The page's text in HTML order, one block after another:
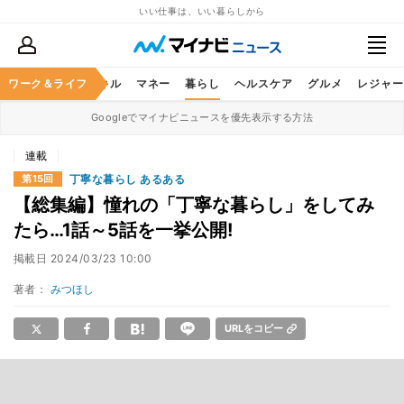
いい仕事は、いい暮らしから
ワーク＆ライフ
ア ビジネススキル マネー 暮らし ヘルスケア グルメ レジャー
Googleでマイナビニュースを優先表示する方法
連載
第15回 丁寧な暮らし あるある
【総集編】憧れの「丁寧な暮らし」をしてみ
たら…1話～5話を一挙公開!
掲載日 2024/03/23 10:00
著者： みつほし
URLをコピー